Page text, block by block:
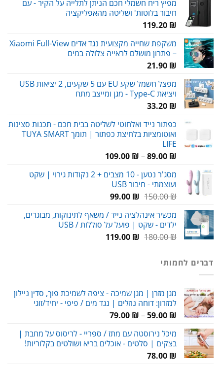
מפיץ ריח חשמלי חכם הניתן לתלייה על הקיר - עם
חיבור בלוטות' ושליטה מהאפליקציה
119.20 ₪
משקפת שחייה מקצועית נגד אדים Xiaomi Full-View
– פתרון מושלם לראייה צלולה במים
21.90 ₪
מפצל חשמל שקע EU עם 5 שקעים, 2 יציאות USB
ויציאת Type-C - מגן ומייצב מתח
33.20 ₪
כפתור נייד ואלחוטי לשליטה בבית חכם - תכנות סצינות
ואוטומציות בלחיצת כפתור | תומך TUYA SMART
LIFE
89.00 ₪
–
109.00 ₪
מסג'ר נטען - 10 מצבים + 2 נקודות גירוי | שקט
ועוצמתי - חיבור USB
150.00₪
המחיר
היה:
150.00 ₪.
99.00 ₪
המחיר
הוא:
99.00 ₪.
מכשיר אינהלציה נייד / משאף לתינוקות, מבוגרים,
ילדים - שקט | פועל על סוללות / USB
180.00₪
המחיר119.00 ₪
המחיר
דברים לחמותי
מגן מזרן | מגן שמיכה - ציפה לשמיכת פוך, סדין ניילון
למזרון: דוחה נוזלים | נגד מים / פיפי - יחיד/זוגי
59.00 ₪
–
79.00 ₪
טווח
עד
מיכל נירוסטה עם מתז / ספריי - לריסוס על מחבת |
בצקים | סלטים - אוכלים בריא ושולטים בקלוריות!
78.00 ₪